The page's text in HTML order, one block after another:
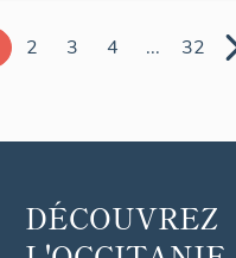
2 3 4 ... 32
DÉCOUVREZ